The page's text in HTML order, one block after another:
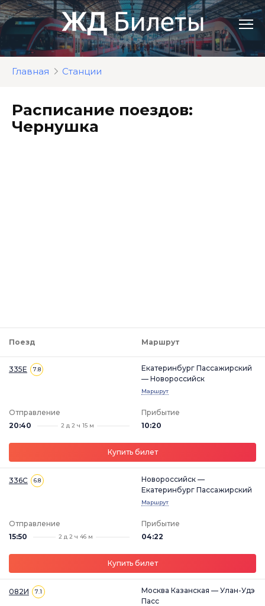
Перейти
к
контенту
Главная Станции
Расписание поездов:
Чернушка
Поезд Маршрут
335Е 7.8
Екатеринбург Пассажирский
— Новороссийск
Маршрут
Отправление
20:40
2 д 2 ч 15 м
Прибытие
10:20
Купить билет
336С 6.8
Новороссийск —
Екатеринбург Пассажирский
Маршрут
Отправление
15:50
2 д 2 ч 46 м
Прибытие
04:22
Купить билет
082И 7.1
Москва Казанская — Улан-Удэ
Пасс